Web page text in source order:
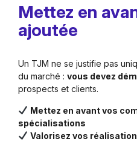
Mettez en
ajoutée
Un TJM ne se justifie pas
du marché : vous devez
prospects et clients.
Mettez en avant vos
spécialisations
Valorisez vos